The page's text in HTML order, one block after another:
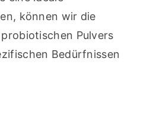
können wir die
Pulvers
Bedürfnissen